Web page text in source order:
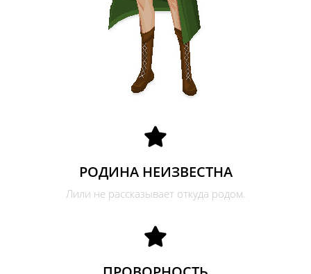
РОДИНА НЕИЗВЕСТНА
Лили не рассказывает откуда родом.